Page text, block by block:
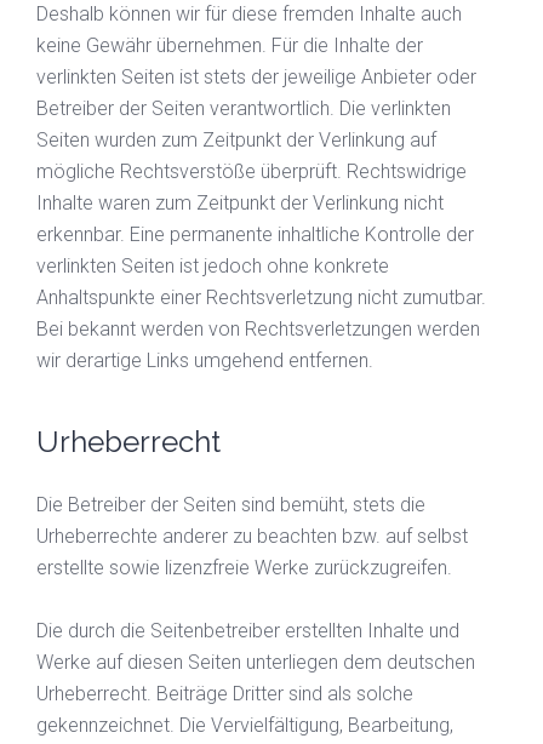
Deshalb können wir für diese fremden Inhalte auch
keine Gewähr übernehmen. Für die Inhalte der
verlinkten Seiten ist stets der jeweilige Anbieter oder
Betreiber der Seiten verantwortlich. Die verlinkten
Seiten wurden zum Zeitpunkt der Verlinkung auf
mögliche Rechtsverstöße überprüft. Rechtswidrige
Inhalte waren zum Zeitpunkt der Verlinkung nicht
erkennbar. Eine permanente inhaltliche Kontrolle der
verlinkten Seiten ist jedoch ohne konkrete
Anhaltspunkte einer Rechtsverletzung nicht zumutbar.
Bei bekannt werden von Rechtsverletzungen werden
wir derartige Links umgehend entfernen.
Urheberrecht
Die Betreiber der Seiten sind bemüht, stets die
Urheberrechte anderer zu beachten bzw. auf selbst
erstellte sowie lizenzfreie Werke zurückzugreifen.
Die durch die Seitenbetreiber erstellten Inhalte und
Werke auf diesen Seiten unterliegen dem deutschen
Urheberrecht. Beiträge Dritter sind als solche
gekennzeichnet. Die Vervielfältigung, Bearbeitung,